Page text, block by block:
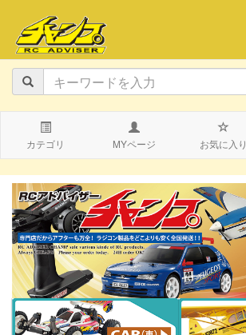
カテゴリ MYページ お気に入り